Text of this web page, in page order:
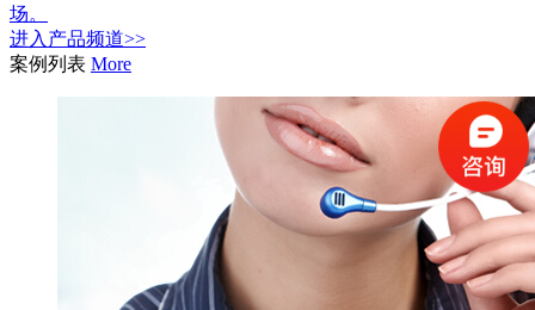
场。
进入 产品频道>>
案例列表 More